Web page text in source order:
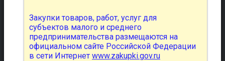
Закупки товаров, работ, услуг для
субъектов малого и среднего
предпринимательства размещаются на
официальном сайте Российской Федерации
в сети Интернет www.zakupki.gov.ru